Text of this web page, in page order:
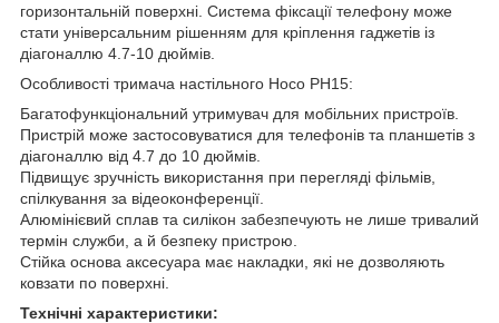
горизонтальній поверхні. Система фіксації телефону може
стати універсальним рішенням для кріплення гаджетів із
діагоналлю 4.7-10 дюймів.
Особливості тримача настільного Hoco PH15:
Багатофункціональний утримувач для мобільних пристроїв.
Пристрій може застосовуватися для телефонів та планшетів з
діагоналлю від 4.7 до 10 дюймів.
Підвищує зручність використання при перегляді фільмів,
спілкування за відеоконференції.
Алюмінієвий сплав та силікон забезпечують не лише тривалий
термін служби, а й безпеку пристрою.
Стійка основа аксесуара має накладки, які не дозволяють
ковзати по поверхні.
Технічні характеристики: